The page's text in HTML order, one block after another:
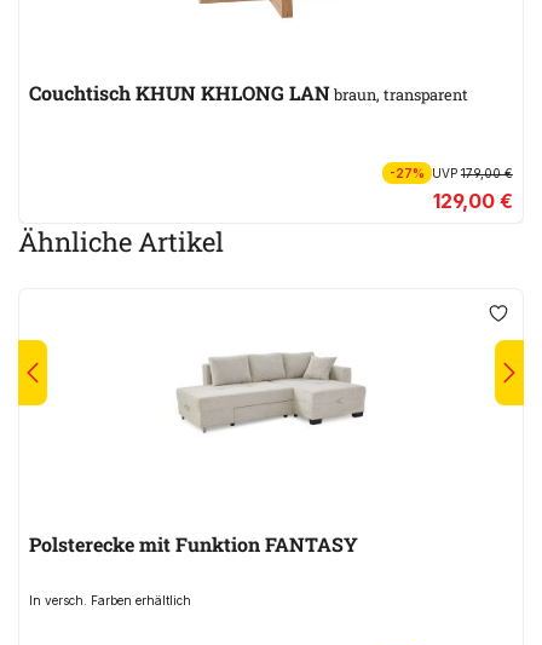
Couchtisch KHUN KHLONG LANbraun, transparent
-27% UVP179,00 €
129,00 €
Ähnliche Artikel
Polsterecke mit Funktion FANTASY
In versch. Farben erhältlich